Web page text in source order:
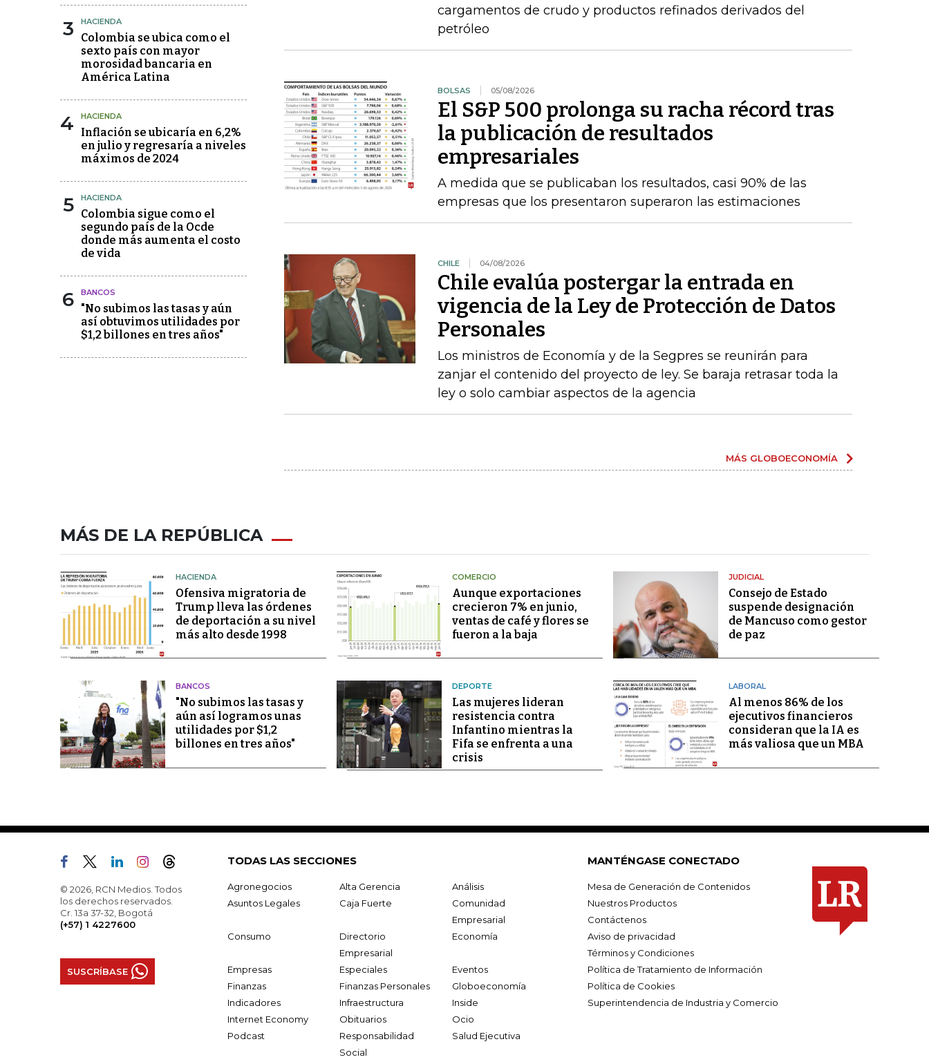
3 HACIENDA
Colombia se ubica como el
sexto país con mayor
morosidad bancaria en
América Latina
4 HACIENDA
Inflación se ubicaría en 6,2%
en julio y regresaría a niveles
máximos de 2024
5 HACIENDA
Colombia sigue como el
segundo país de la Ocde
donde más aumenta el costo
de vida
6 BANCOS
"No subimos las tasas y aún
así obtuvimos utilidades por
$1,2 billones en tres años"
cargamentos de crudo y productos refinados derivados del
petróleo
BOLSAS 05/08/2026
El S&P 500 prolonga su racha récord tras
la publicación de resultados
empresariales
A medida que se publicaban los resultados, casi 90% de las
empresas que los presentaron superaron las estimaciones
CHILE 04/08/2026
Chile evalúa postergar la entrada en
vigencia de la Ley de Protección de Datos
Personales
Los ministros de Economía y de la Segpres se reunirán para
zanjar el contenido del proyecto de ley. Se baraja retrasar toda la
ley o solo cambiar aspectos de la agencia
MÁS GLOBOECONOMÍA
MÁS DE LA REPÚBLICA
HACIENDA
Ofensiva migratoria de
Trump lleva las órdenes
de deportación a su nivel
más alto desde 1998
COMERCIO
Aunque exportaciones
crecieron 7% en junio,
ventas de café y flores se
fueron a la baja
JUDICIAL
Consejo de Estado
suspende designación
de Mancuso como gestor
de paz
BANCOS
"No subimos las tasas y
aún así logramos unas
utilidades por $1,2
billones en tres años"
DEPORTE
Las mujeres lideran
resistencia contra
Infantino mientras la
Fifa se enfrenta a una
crisis
LABORAL
Al menos 86% de los
ejecutivos financieros
consideran que la IA es
más valiosa que un MBA
© 2026, RCN Medios. Todos
los derechos reservados.
Cr. 13a 37-32, Bogotá
(+57) 1 4227600
SUSCRÍBASE
TODAS LAS SECCIONES
Agronegocios Alta Gerencia
Análisis
Asuntos Legales
Caja Fuerte
Comunidad
Empresarial
Consumo
Directorio
Empresarial
Economía
Empresas Especiales
Eventos
Finanzas
Finanzas Personales
Globoeconomía
Indicadores
Infraestructura
Inside
Internet Economy
Obituarios
Ocio
Podcast
Responsabilidad
Social
Salud Ejecutiva
MANTÉNGASE CONECTADO
Mesa de Generación de Contenidos
Nuestros Productos
Contáctenos
Aviso de privacidad
Términos y Condiciones
Política de Tratamiento de Información
Política de Cookies
Superintendencia de Industria y Comercio